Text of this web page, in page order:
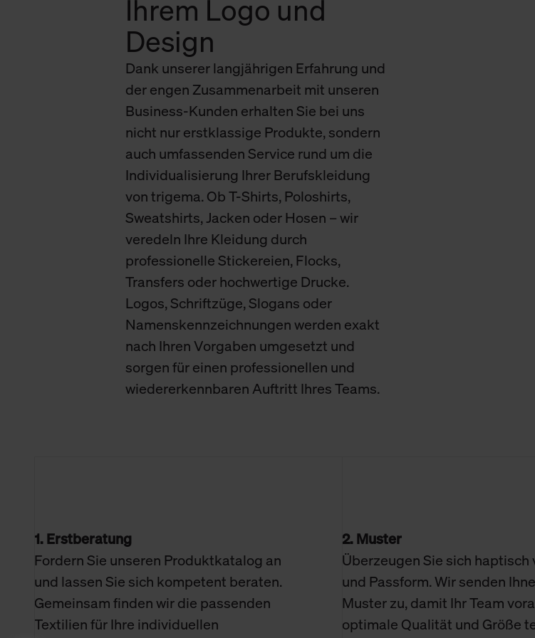
verbundene Verwendung der Cookies sowie die bis zum Zeitpunkt der
Weitere Informationen über Cookies und Web-Technologien sowie die
unserer Datenschutzerklärung.
Ihrem Logo und
Design
Dank unserer langjährigen Erfahrung und
der engen Zusammenarbeit mit unseren
Business-Kunden erhalten Sie bei uns
nicht nur erstklassige Produkte, sondern
auch umfassenden Service rund um die
Individualisierung Ihrer Berufskleidung
von trigema. Ob T-Shirts, Poloshirts,
Sweatshirts, Jacken oder Hosen – wir
veredeln Ihre Kleidung durch
professionelle Stickereien, Flocks,
Transfers oder hochwertige Drucke.
Logos, Schriftzüge, Slogans oder
Namenskennzeichnungen werden exakt
nach Ihren Vorgaben umgesetzt und
sorgen für einen professionellen und
wiedererkennbaren Auftritt Ihres Teams.
1. Erstberatung
Fordern Sie unseren Produktkatalog an
und lassen Sie sich kompetent beraten.
Gemeinsam finden wir die passenden
Textilien für Ihre individuellen
2. Muster
Überzeugen Sie sich haptisch
und Passform. Wir senden
Muster zu, damit Ihr Team
optimale Qualität und Größe